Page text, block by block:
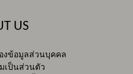
US
งข้อมูลส่วนบุคคล
เป็นส่วนตัว